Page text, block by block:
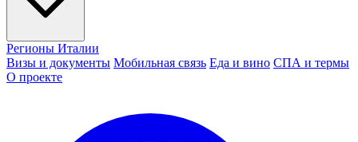
Регионы Италии
Визы и документы Мобильная связь Еда и вино СПА и термы
О проекте